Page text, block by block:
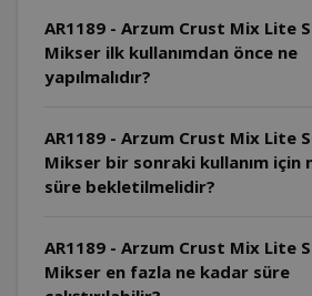
AR1189 - Arzum Crust Mix Lite
Mikser ilk kullanımdan önce ne
yapılmalıdır?
AR1189 - Arzum Crust Mix Lite
Mikser bir sonraki kullanım için
süre bekletilmelidir?
AR1189 - Arzum Crust Mix Lite
Mikser en fazla ne kadar süre